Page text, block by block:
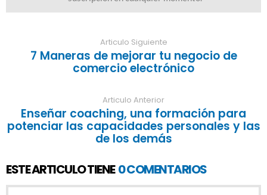
Articulo Siguiente
7 Maneras de mejorar tu negocio de
comercio electrónico
Articulo Anterior
Enseñar coaching, una formación para
potenciar las capacidades personales y las
de los demás
ESTE ARTICULO TIENE 0 COMENTARIOS